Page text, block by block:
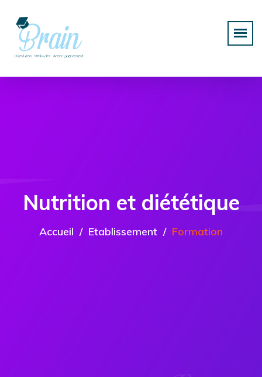
Nutrition et diététique
Accueil Etablissement Formation